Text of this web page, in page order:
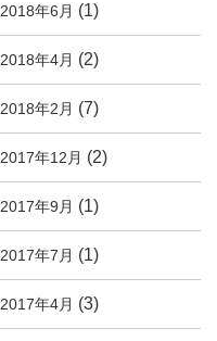
2018年6月 (1)
2018年4月 (2)
2018年2月 (7)
2017年12月 (2)
2017年9月 (1)
2017年7月 (1)
2017年4月 (3)